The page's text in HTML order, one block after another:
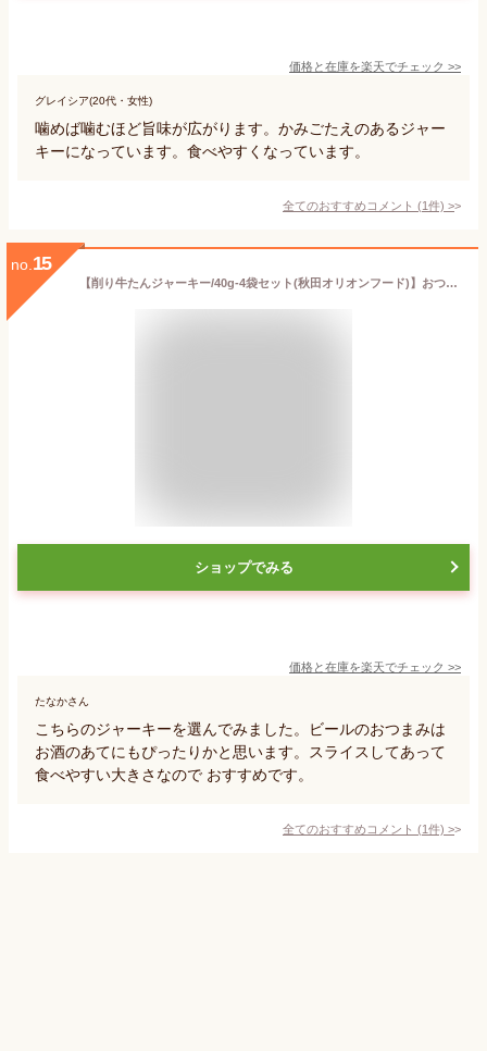
価格と在庫を楽天でチェック >>
グレイシア(20代・女性)
噛めば噛むほど旨味が広がります。かみごたえのあるジャー
キーになっています。食べやすくなっています。
全てのおすすめコメント (1件) >
no. 15
【削り牛たんジャーキー/40g-4袋セット(秋田オリオンフード)】おつまみ 珍味 おやつ ビーフジャーキー ビーフ ジャーキー 牛タン 晩酌 肴 家飲み 宅呑み
ショップでみる
価格と在庫を楽天でチェック >>
たなかさん
こちらのジャーキーを選んでみました。ビールのおつまみは
お酒のあてにもぴったりかと思います。スライスしてあって
食べやすい大きさなので おすすめです。
全てのおすすめコメント (1件) >